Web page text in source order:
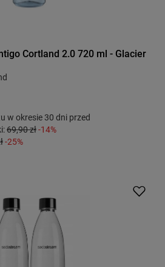
Cortland 2.0 720 ml - Glacier
w okresie 30 dni przed
69,90 zł-14%
-25%